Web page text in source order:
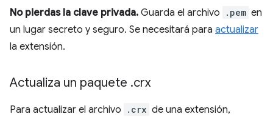
No pierdas la clave privada. Guarda el archivo .pem en
un lugar secreto y seguro. Se necesitará para actualizar
la extensión.
Actualiza un paquete .crx
Para actualizar el archivo .crx de una extensión,